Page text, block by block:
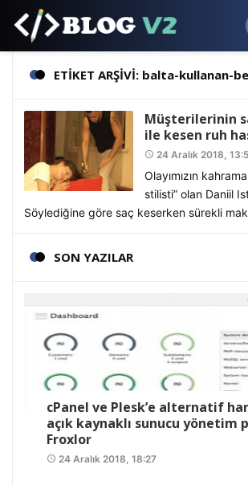
ETİKET ARŞİVİ: balta-kullanan-
Müşterilerinin
ile kesen ruh
access_time 24 Aralık 2018,
Olayımızın
stilisti” olan Daniil
Söylediğine göre saç keserken sürekli
SON YAZILAR
cPanel ve Plesk’e alternatif
açık kaynaklı sunucu yönetim
Froxlor
access_time 24 Aralık 2018, 18:27